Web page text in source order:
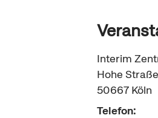
Interim
Hohe
50667 Köln
Telefon: